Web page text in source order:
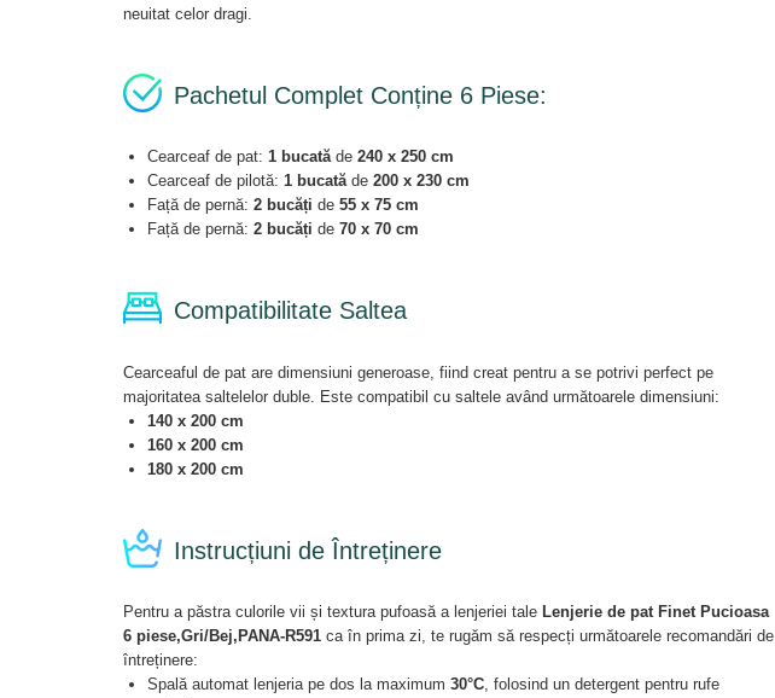
neuitat celor dragi.
Pachetul Complet Conține 6 Piese:
Cearceaf de pat: 1 bucatăde 240 x 250 cm
Cearceaf de pilotă: 1 bucatăde 200 x 230 cm
Față de pernă: 2 bucăți de 55 x 75 cm
Față de pernă: 2 bucăți de 70 x 70 cm
Compatibilitate Saltea
Cearceaful de pat are dimensiuni generoase, fiind creat pentru a se potrivi perfect pe
majoritatea saltelelor duble. Este compatibil cu saltele având următoarele dimensiuni:
140 x 200 cm
160 x 200 cm
180 x 200 cm
Instrucțiuni de Întreținere
Pentru a păstra culorile vii și textura pufoasă a lenjeriei tale Lenjerie de pat Finet Pucioasa
6 piese,Gri/Bej,PANA-R591 ca în prima zi, te rugăm să respecți următoarele recomandări de
întreținere:
Spală automat lenjeria pe dos la maximum 30°C, folosind un detergent pentru rufe